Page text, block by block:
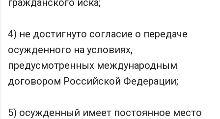
гражданского иска;
4) не достигнуто согласие о передаче
осужденного на условиях,
предусмотренных международным
договором Российской Федерации;
5) осужденный имеет постоянное место